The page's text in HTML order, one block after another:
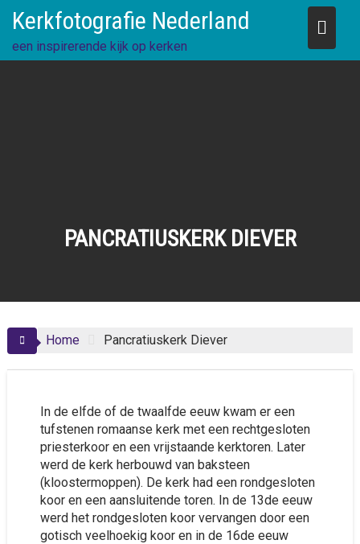
content
Kerkfotografie Nederland
een inspirerende kijk op kerken
PANCRATIUSKERK DIEVER
Home Pancratiuskerk Diever
In de elfde of de twaalfde eeuw kwam er een
tufstenen romaanse kerk met een rechtgesloten
priesterkoor en een vrijstaande kerktoren. Later
werd de kerk herbouwd van baksteen
(kloostermoppen). De kerk had een rondgesloten
koor en een aansluitende toren. In de 13de eeuw
werd het rondgesloten koor vervangen door een
gotisch veelhoekig koor en in de 16de eeuw